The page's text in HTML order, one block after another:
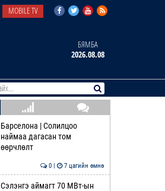
MOBILE TV
БЯМБА
2026.08.08
Барселона | Солилцоо
наймаа дагасан том
өөрчлөлт
0 | 7 цагийн өмнө
Сэлэнгэ аймагт 70 МВт-ын